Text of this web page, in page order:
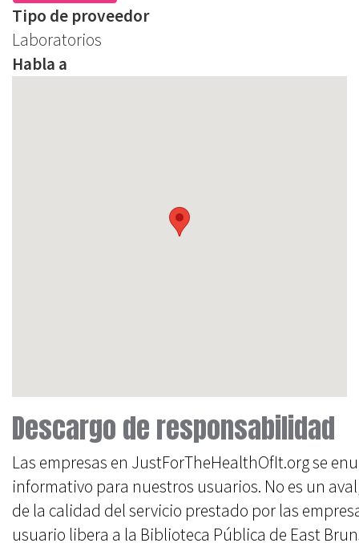
Tipo de proveedor
Laboratorios
Habla a
Descargo de responsabilidad
Las empresas en JustForTheHealthOfIt.org se
informativo para nuestros usuarios. No es un
de la calidad del servicio prestado por las
usuario libera a la Biblioteca Pública de East